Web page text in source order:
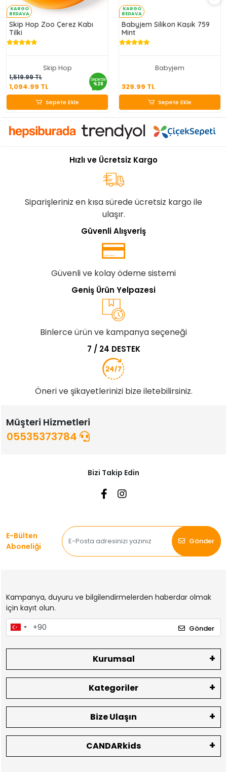
KARGO
BEDAVA
Skip Hop Zoo Çerez Kabı
Tilki
Skip Hop
1,519.99 TL
1,094.99 TL
Sepette
%28
1,094.99 TL
Sepete Ekle
Sepete Ekle
KARGO
BEDAVA
Babyjem Silikon Kaşık 759
Mint
Babyjem
329.99 TL
329.99 TL
Sepete Ekle
Hızlı ve Ücretsiz Kargo
Siparişleriniz en kısa sürede ücretsiz kargo ile
ulaşır.
Güvenli Alışveriş
Güvenli ve kolay ödeme sistemi
Geniş Ürün Yelpazesi
Binlerce ürün ve kampanya seçeneği
7 / 24 DESTEK
Öneri ve şikayetlerinizi bize iletebilirsiniz.
Müşteri Hizmetleri
05535373784
Bizi Takip Edin
E-Bülten
Aboneliği
Gönder
Kampanya, duyuru ve bilgilendirmelerden haberdar olmak
için kayıt olun.
Gönder
Kurumsal
Kategoriler
Bize Ulaşın
CANDARkids